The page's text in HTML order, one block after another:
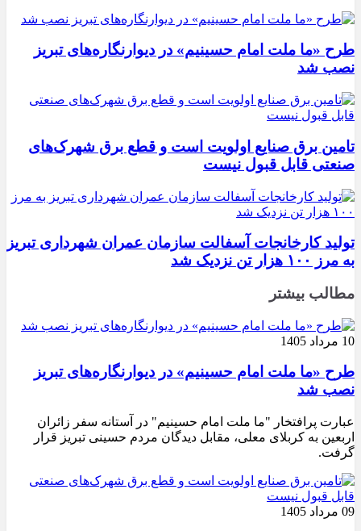
طرح «ما ملت امام حسینیم» در دیوارنگاره‌های تبریز
نصب شد
تامین برق صنایع اولویت است و قطع برق شهرک‌های
صنعتی قابل قبول نیست
تولید کارخانجات آسفالت سازمان عمران شهرداری تبریز
به مرز ۱۰۰ هزار تن نزدیک شد
مطالب بیشتر
10 مرداد 1405
طرح «ما ملت امام حسینیم» در دیوارنگاره‌های تبریز
نصب شد
عبارت پرافتخار "ما ملت امام حسینیم" در آستانه سفر زائران
اربعین به کربلای معلی، مقابل دیدگان مردم حسینی تبریز قرار
گرفت.
09 مرداد 1405